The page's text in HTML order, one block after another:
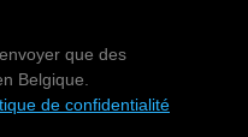
que des
Belgique.
de confidentialité